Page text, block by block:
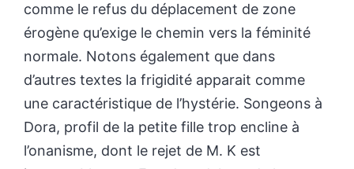
comme le refus du déplacement de zone
érogène qu’exige le chemin vers la féminité
normale. Notons également que dans
d’autres textes la frigidité apparait comme
une caractéristique de l’hystérie. Songeons à
Dora, profil de la petite fille trop encline à
l’onanisme, dont le rejet de M. K est